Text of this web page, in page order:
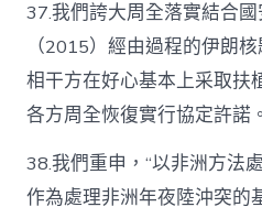
37.我們誇大周全落實結合
（2015）經由過程的伊朗
相干方在好心基本上采取扶
各方周全恢復實行協定許諾。
38.我們重申，“以非洲方法
作為處理非洲年夜陸沖突的